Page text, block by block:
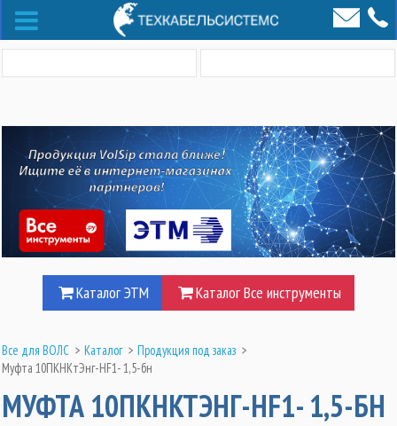
Каталог ЭТМ Каталог Все инструменты
Все для ВОЛС > Каталог > Продукция под заказ >
Муфта 10ПКНКтЭнг-HF1- 1,5-бн
МУФТА 10ПКНКТЭНГ-HF1- 1,5-БН